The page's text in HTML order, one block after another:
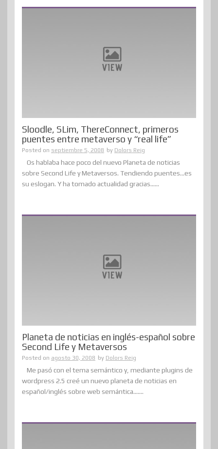
Sloodle, SLim, ThereConnect, primeros
puentes entre metaverso y “real life”
Posted on septiembre 5, 2008 by Dolors Reig
Os hablaba hace poco del nuevo Planeta de noticias
sobre Second Life y Metaversos. Tendiendo puentes…es
su eslogan. Y ha tomado actualidad gracias......
Planeta de noticias en inglés-español sobre
Second Life y Metaversos
Posted on agosto 30, 2008 by Dolors Reig
Me pasó con el tema semántico y, mediante plugins de
wordpress 2.5 creé un nuevo planeta de noticias en
español/inglés sobre web semántica.......